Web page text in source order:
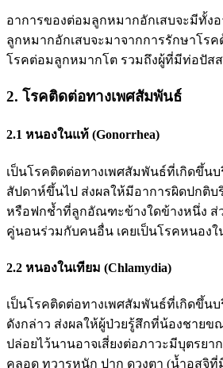
อาการของต่อมลูกหมากอักเสบจะมีทั้ง
ลูกหมากอักเสบจะมาจากการรักษาโร
โรคต่อมลูกหมากโต รวมถึงผู้ที่มีท่อปัส
2. โรคติดต่อทางเพศสัมพันธ์
2.1 หนองในแท้ (Gonorrhea)
เป็นโรคติดต่อทางเพศสัมพันธ์ที่เกิดขึ้นบ
สัปดาห์ขึ้นไป ส่งผลให้มีอาการผิดปกติบ
หรือฟกช้ำที่ลูกอัณฑะข้างใดข้างหนึ่ง ส่
คู่นอนร่วมกับคนอื่น เคยเป็นโรคหนอง
2.2 หนองในเทียม (Chlamydia)
เป็นโรคติดต่อทางเพศสัมพันธ์ที่เกิดขึ้นบ
ดังกล่าว ส่งผลให้ผู้ป่วยรู้สึกที่น้องชาย
ปล่อยไว้นานอาจเสี่ยงต่อภาวะมีบุตรย
คลอด ทวารหนัก ปาก ดวงตา (น้ำอสุจิที่